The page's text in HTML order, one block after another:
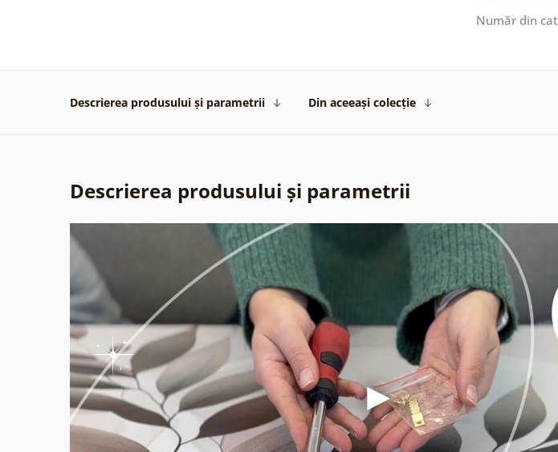
Număr din
Descrierea produsului și parametrii Din aceeași colecție
Descrierea produsului și parametrii